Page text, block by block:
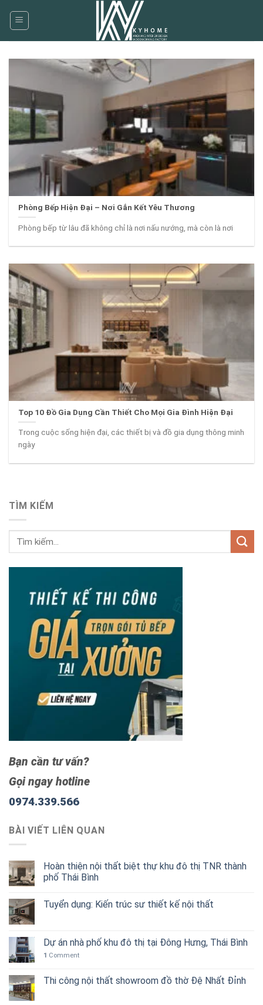
Phòng Bếp Hiện Đại – Nơi Gắn Kết Yêu Thương
Phòng bếp từ lâu đã không chỉ là nơi nấu nướng, mà còn là nơi
Top 10 Đồ Gia Dụng Cần Thiết Cho Mọi Gia Đình Hiện Đại
Trong cuộc sống hiện đại, các thiết bị và đồ gia dụng thông minh
ngày
TÌM KIẾM
Bạn cần tư vấn?
Gọi ngay hotline
0974.339.566
BÀI VIẾT LIÊN QUAN
Hoàn thiện nội thất biệt thự khu đô thị TNR thành
phố Thái Bình
Tuyển dụng: Kiến trúc sư thiết kế nội thất
Dự án nhà phố khu đô thị tại Đông Hưng, Thái Bình
1 Comment
Thi công nội thất showroom đồ thờ Đệ Nhất Đỉnh